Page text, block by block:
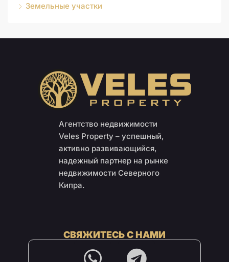
Земельные участки
Агентство недвижимости
Veles Property – успешный,
активно развивающийся,
надежный партнер на рынке
недвижимости Северного
Кипра.
СВЯЖИТЕСЬ С НАМИ